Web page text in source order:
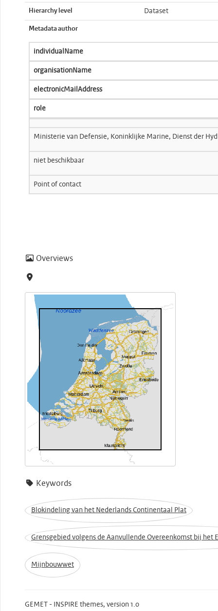
Hierarchy level Dataset
Metadata author
individualName
organisationName
electronicMailAddress
role
Ministerie van Defensie, Koninklijke Marine, Dienst der
niet beschikbaar
Point of contact
Overviews
Keywords
Blokindeling van het Nederlands Continentaal Plat
Grensgebied volgens de Aanvullende Overeenkomst bij het
Mijnbouwwet
GEMET - INSPIRE themes, version 1.0